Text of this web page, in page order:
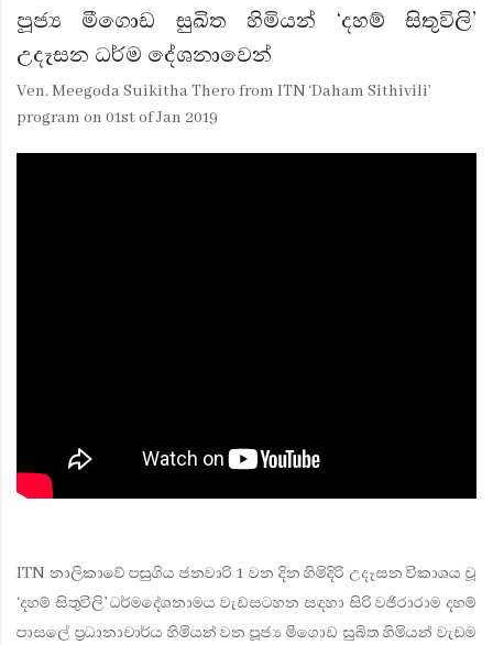
පූජ්‍ය මීගොඩ සුඛිත හිමියන් ‘දහම් සිතුවිලි’
උදෑසන ධර්ම දේශනාවෙන්
Ven. Meegoda Suikitha Thero from ITN ‘Daham Sithivili’
program on 01st of Jan 2019
ITN නාලිකාවේ පසුගිය ජනවාරි 1 වන දින හිමිදිරි උදෑසන විකාශය වූ
‘දහම් සිතුවිලි’ ධර්මදේශනාමය වැඩසටහන සඳහා සිරි වජිරාරාම දහම්
පාසලේ ප්‍රධානාචාර්ය හිමියන් වන පූජ්‍ය මීගොඩ සුඛිත හිමියන් වැඩම